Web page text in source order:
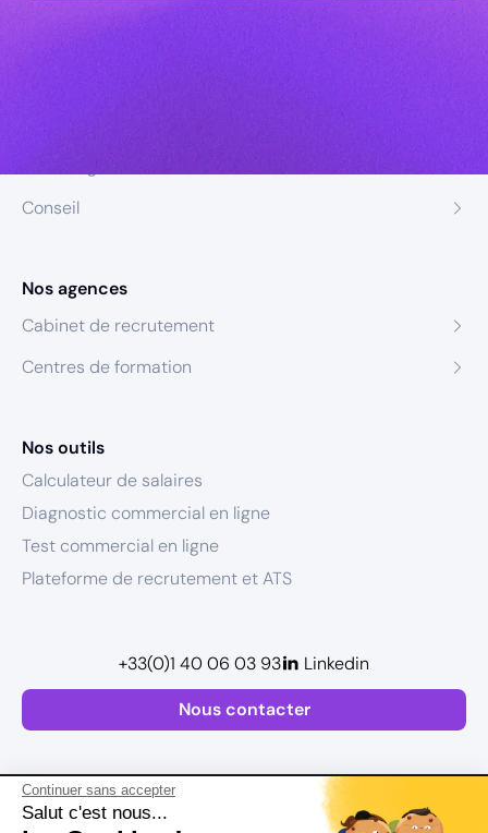
Continuer sans accepter
Salut c'est nous...
Conseil
Nos agences
Cabinet de recrutement
Centres de formation
Nos outils
Calculateur de salaires
Diagnostic commercial en ligne
Test commercial en ligne
Plateforme de recrutement et ATS
Nous contacter
+33(0)1 40 06 03 93 Linkedin